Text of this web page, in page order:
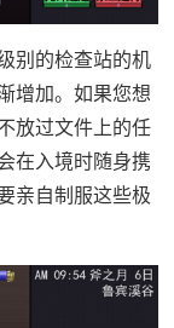
别的检查站的机
增加。如果您想
放过文件上的任
在入境时随身携
亲自制服这些极